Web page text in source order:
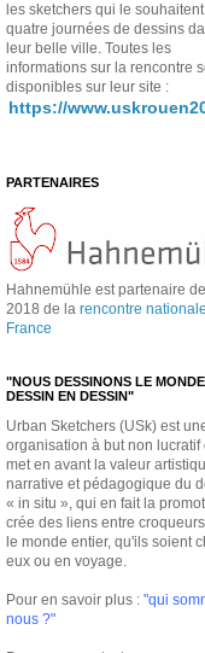
les sketchers qui le
quatre journées de dessins
leur belle ville. Toutes les
informations sur la rencontre
disponibles sur leur site :
https://
PARTENAIRES
Hahnemühle est partenaire
2018 de la rencontre
France
"NOUS DESSINONS LE
DESSIN EN DESSIN"
Urban Sketchers (USk) est
organisation à but non lucratif
met en avant la valeur
narrative et pédagogique du
« in situ », qui en fait la
crée des liens entre
le monde entier, qu'ils soient
eux ou en voyage.
Pour en savoir plus : "qui
nous ?"